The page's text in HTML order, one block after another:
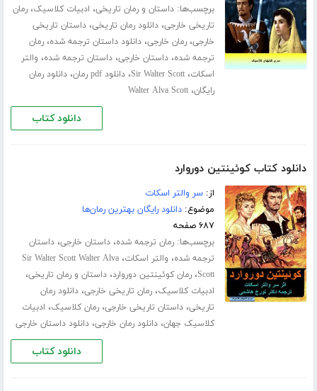
برچسب‌ها:داستان و رمان تاریخی، ادبیات کلاسیک،رمان
تاریخی خارجی،دانلود رمان تاریخی،داستان تاریخی
خارجی،رمان خارجی،دانلود داستان ترجمه شده،رمان
ترجمه شده،داستان خارجی،داستان ترجمه شده، والتر
اسکات،Sir Walter Scott،دانلود pdf رمان ،دانلود رمان
رایگان،Walter Alva Scott
دانلود کتاب
دانلود کتاب کوئینتین دوروارد
از:سر والتر اسکات
موضوع:دانلود رایگان بهترین رمان‌ها
۶۸۷ صفحه
برچسب‌ها:رمان ترجمه شده،داستان خارجی،داستان
ترجمه شده، والتر اسکات،Sir Walter Scott Walter Alva
Scott،رمان کوئینتین دوروارد،داستان و رمان تاریخی،
ادبیات کلاسیک،رمان تاریخی خارجی،دانلود رمان
تاریخی،داستان تاریخی خارجی،رمان کلاسیک، ادبیات
کلاسیک جهان،دانلود رمان خارجی،دانلود داستان خارجی
دانلود کتاب